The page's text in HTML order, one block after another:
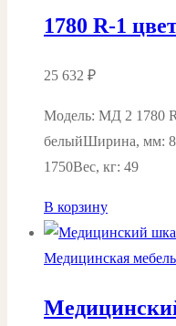
1780 R-1
25 632 ₽
Модель: МД 2 1780
белыйШирина, мм:
1750Вес, кг: 49
В корзину
Медицинская мебель